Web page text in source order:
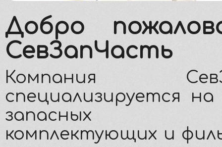
Добро
СевЗапЧасть
Компания
специализируется на
запасных
комплектующих и